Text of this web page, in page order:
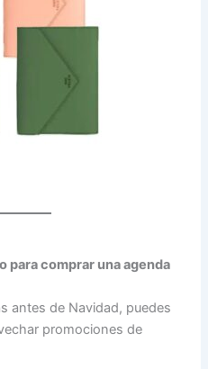
para comprar una agenda
antes de Navidad, puedes
promociones de